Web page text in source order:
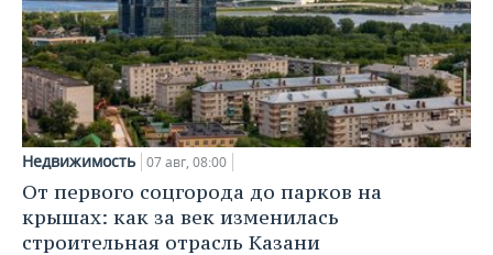
Недвижимость 07 авг, 08:00
От первого соцгорода до парков на
крышах: как за век изменилась
строительная отрасль Казани